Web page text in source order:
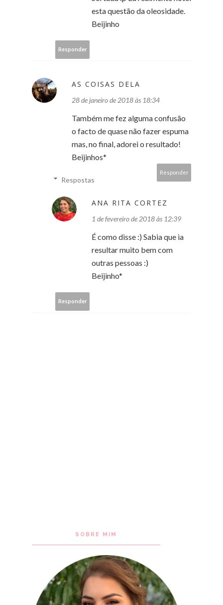
esta questão da oleosidade.
Beijinho
Responder
AS COISAS DELA
28 de janeiro de 2018 às 18:34
Também me fez alguma confusão
o facto de quase não fazer espuma
mas, no final, adorei o resultado!
Beijinhos*
Responder
Respostas
ANA RITA CORTEZ
1 de fevereiro de 2018 às 12:39
É como disse :) Sabia que ia
resultar muito bem com
outras pessoas :)
Beijinho*
Responder
SOBRE MIM